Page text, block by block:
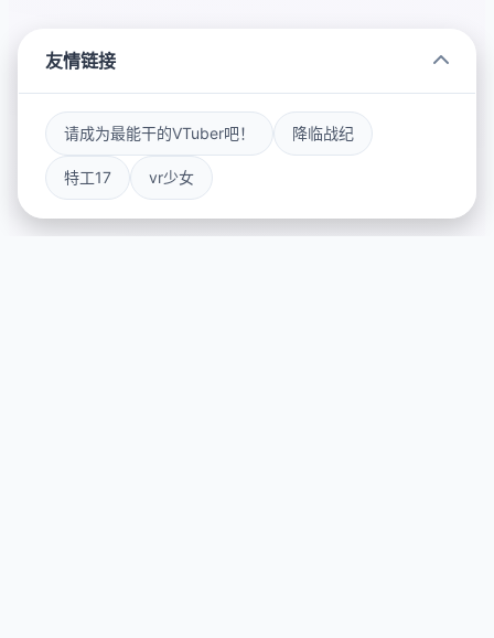
友情链接
请成为最能干的VTuber吧！ 降临战纪
特工17 vr少女